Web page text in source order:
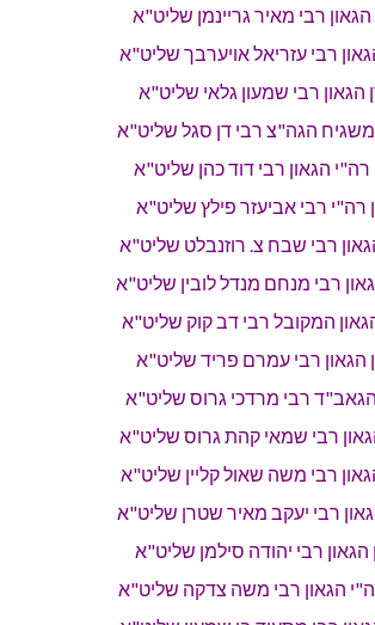
רבי מאיר גריינמן שליט"א
רבי עזריאל אויערבך שליט"א
הגאון רבי שמעון גלאי שליט"א
הגה"צ רבי דן סגל שליט"א
רה"י הגאון רבי דוד כהן שליט"א
רה"י רבי אביעזר פילץ שליט"א
רבי שבח צ. רוזנבלט שליט"א
רבי מנחם מנדל לובין שליט"א
המקובל רבי דב קוק שליט"א
הגאון רבי עמרם פריד שליט"א
רבי מרדכי גרוס שליט"א
רבי שמאי קהת גרוס שליט"א
רבי משה שאול קליין שליט"א
רבי יעקב מאיר שטרן שליט"א
הגאון רבי יהודה סילמן שליט"א
הגאון רבי משה צדקה שליט"א